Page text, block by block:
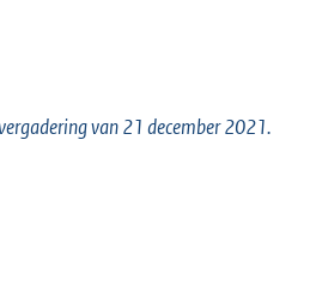
van 21 december 2021.